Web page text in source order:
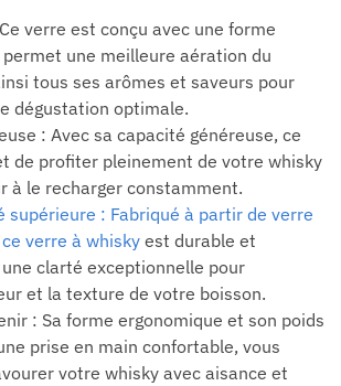
verre est conçu avec une forme
une meilleure aération du
tous ses arômes et saveurs pour
dégustation optimale.
: Avec sa capacité généreuse, ce
de profiter pleinement de votre whisky
à le recharger constamment.
supérieure : Fabriqué à partir de verre
verre à whisky est durable et
clarté exceptionnelle pour
et la texture de votre boisson.
: Sa forme ergonomique et son poids
prise en main confortable, vous
votre whisky avec aisance et